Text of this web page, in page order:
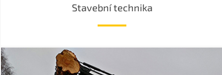
Stavební technika